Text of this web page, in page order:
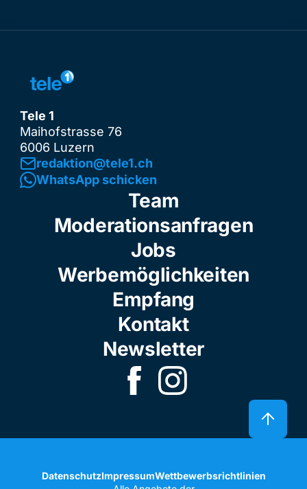
Tele 1
Maihofstrasse 76
6006 Luzern
redaktion@tele1.ch
WhatsApp schicken
Team
Moderationsanfragen
Jobs
Werbemöglichkeiten
Empfang
Kontakt
Newsletter
DatenschutzImpressumWettbewerbsrichtlinien